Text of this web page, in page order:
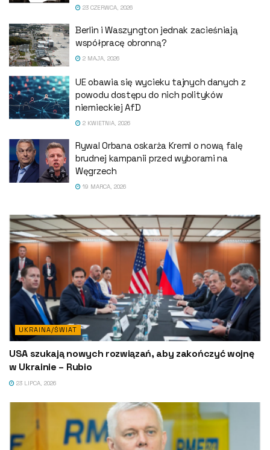
23 CZERWCA, 2026
Berlin i Waszyngton jednak zacieśniają
współpracę obronną?
2 MAJA, 2026
UE obawia się wycieku tajnych danych z
powodu dostępu do nich polityków
niemieckiej AfD
2 KWIETNIA, 2026
Rywal Orbana oskarża Kreml o nową falę
brudnej kampanii przed wyborami na
Węgrzech
19 MARCA, 2026
UKRAINA/ŚWIAT
USA szukają nowych rozwiązań, aby zakończyć wojnę
w Ukrainie – Rubio
23 LIPCA, 2026